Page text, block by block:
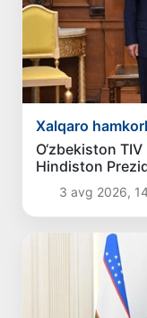
Xalqaro
O‘zbekiston
Hindiston
aloqalarni
muhokama qildi
3 avg 2026,